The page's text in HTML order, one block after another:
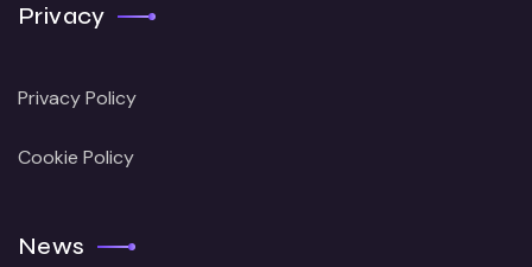
Privacy
Privacy Policy
Cookie Policy
News